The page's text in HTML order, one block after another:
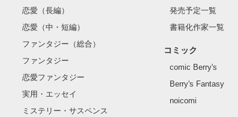
仕方ないなあって迎えにくる。
疎まれているのは知っている。
でも、それでも私は、
恋愛（長編）
恋愛（中・短編）
ファンタジー（総合）
ファンタジー
恋愛ファンタジー
実用・エッセイ
ミステリー・サスペンス
発売予定一覧
書籍化作家一覧
コミック
comic Berry's
Berry's Fantasy
noicomi